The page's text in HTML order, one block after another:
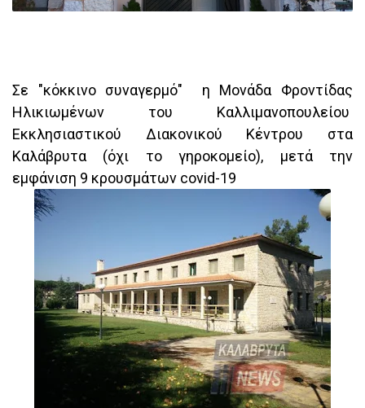
Σε "κόκκινο συναγερμό" η Μονάδα Φροντίδας
Ηλικιωμένων του Καλλιμανοπουλείου
Εκκλησιαστικού Διακονικού Κέντρου στα
Καλάβρυτα (όχι το γηροκομείο), μετά την
εμφάνιση 9 κρουσμάτων covid-19